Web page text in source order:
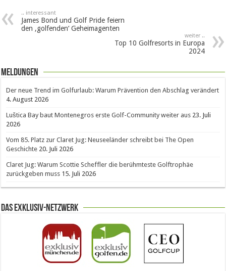
.. interessant
James Bond und Golf Pride feiern
den ‚golfenden‘ Geheimagenten
weiter ..
Top 10 Golfresorts in Europa
2024
Meldungen
Der neue Trend im Golfurlaub: Warum Prävention den Abschlag verändert
4. August 2026
Luštica Bay baut Montenegros erste Golf-Community weiter aus 23. Juli
2026
Vom 85. Platz zur Claret Jug: Neuseeländer schreibt bei The Open
Geschichte 20. Juli 2026
Claret Jug: Warum Scottie Scheffler die berühmteste Golftrophäe
zurückgeben muss 15. Juli 2026
Das Exklusiv-Netzwerk